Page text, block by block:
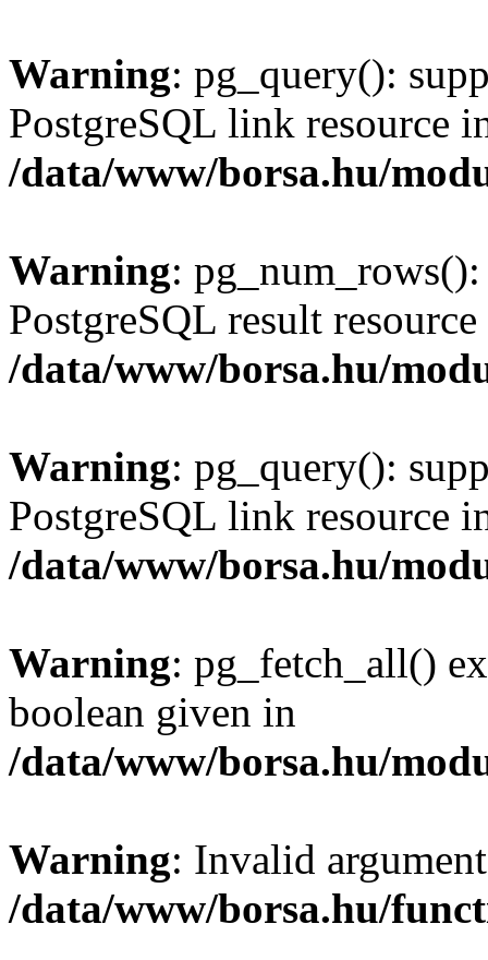
Warning: pg_query():
PostgreSQL link resource
/data/www/borsa.hu/
Warning:
PostgreSQL result
/data/www/borsa.hu/
Warning: pg_query():
PostgreSQL link resource
/data/www/borsa.hu/
Warning: pg_fetch_all()
boolean given in
/data/www/borsa.hu/
Warning: Invalid
/data/www/borsa.hu/